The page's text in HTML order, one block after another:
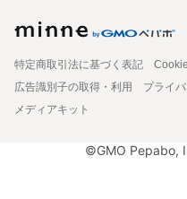
特定商取引法に基づく表記
広告識別子の取得・利用
プライ
メディアキット
©GMO Pepabo,